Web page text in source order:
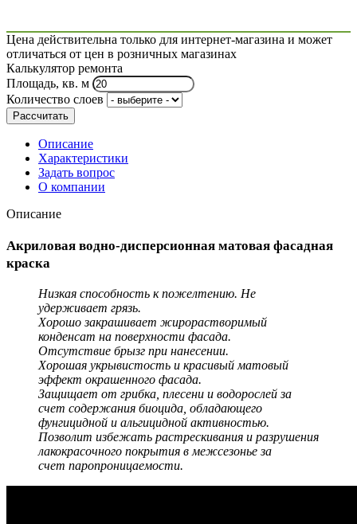
Цена действительна только для интернет-магазина и может
отличаться от цен в розничных магазинах
Калькулятор ремонта
Площадь, кв. м
Количество слоев
Рассчитать
Описание
Характеристики
Задать вопрос
О компании
Описание
Акриловая водно-дисперсионная матовая фасадная
краска
Низкая способность к пожелтению. Не
удерживает грязь.
Хорошо закрашивает жирорастворимый
конденсат на поверхности фасада.
Отсутствие брызг при нанесении.
Хорошая укрывистость и красивый матовый
эффект окрашенного фасада.
Защищает от грибка, плесени и водорослей за
счет содержания биоцида, обладающего
фунгицидной и альгицидной активностью.
Позволит избежать растрескивания и разрушения
лакокрасочного покрытия в межсезонье за
счет паропроницаемости.